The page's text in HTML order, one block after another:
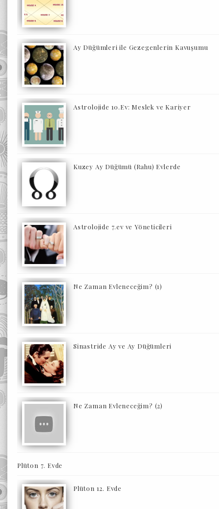
Ay Düğümleri ile Gezegenlerin Kavuşumu
Astrolojide 10.Ev: Meslek ve Kariyer
Kuzey Ay Düğümü (Rahu) Evlerde
Astrolojide 7.ev ve Yöneticileri
Ne Zaman Evleneceğim? (1)
Sinastride Ay ve Ay Düğümleri
Ne Zaman Evleneceğim? (2)
Plüton 7. Evde
Plüton 12. Evde